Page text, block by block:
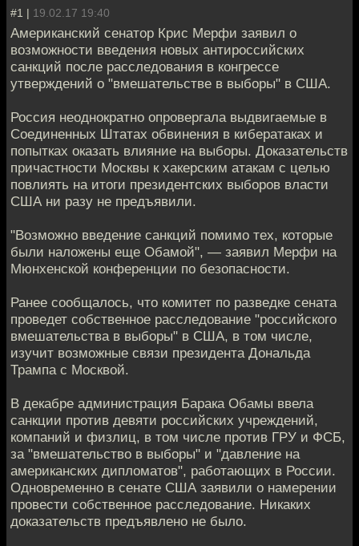
#1 | 19.02.17 19:40
Американский сенатор Крис Мерфи заявил о
возможности введения новых антироссийских
санкций после расследования в конгрессе
утверждений о "вмешательстве в выборы" в США.
Россия неоднократно опровергала выдвигаемые в
Соединенных Штатах обвинения в кибератаках и
попытках оказать влияние на выборы. Доказательств
причастности Москвы к хакерским атакам с целью
повлиять на итоги президентских выборов власти
США ни разу не предъявили.
"Возможно введение санкций помимо тех, которые
были наложены еще Обамой", — заявил Мерфи на
Мюнхенской конференции по безопасности.
Ранее сообщалось, что комитет по разведке сената
проведет собственное расследование "российского
вмешательства в выборы" в США, в том числе,
изучит возможные связи президента Дональда
Трампа с Москвой.
В декабре администрация Барака Обамы ввела
санкции против девяти российских учреждений,
компаний и физлиц, в том числе против ГРУ и ФСБ,
за "вмешательство в выборы" и "давление на
американских дипломатов", работающих в России.
Одновременно в сенате США заявили о намерении
провести собственное расследование. Никаких
доказательств предъявлено не было.